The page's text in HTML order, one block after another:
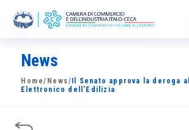
La Camera
News
News
Home/ News/ Il Senato approva la deroga
Elettronico dell’Edilizia